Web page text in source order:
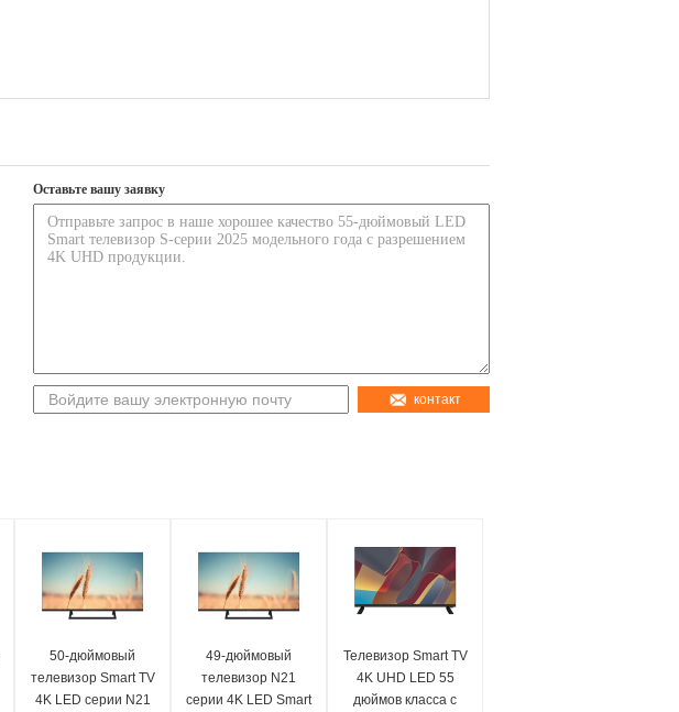
Оставьте вашу заявку
контакт
50-дюймовый
телевизор Smart TV
4K LED серии N21
49-дюймовый
телевизор N21
серии 4K LED Smart
Телевизор Smart TV
4K UHD LED 55
дюймов класса с